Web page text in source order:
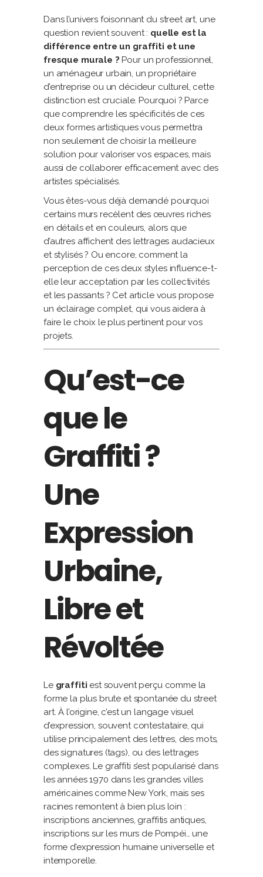
Dans l’univers foisonnant du street art, une
question revient souvent : quelle est la
différence entre un graffiti et une
fresque murale ? Pour un professionnel,
un aménageur urbain, un propriétaire
d’entreprise ou un décideur culturel, cette
distinction est cruciale. Pourquoi ? Parce
que comprendre les spécificités de ces
deux formes artistiques vous permettra
non seulement de choisir la meilleure
solution pour valoriser vos espaces, mais
aussi de collaborer efficacement avec des
artistes spécialisés.
Vous êtes-vous déjà demandé pourquoi
certains murs recèlent des œuvres riches
en détails et en couleurs, alors que
d’autres affichent des lettrages audacieux
et stylisés ? Ou encore, comment la
perception de ces deux styles influence-t-
elle leur acceptation par les collectivités
et les passants ? Cet article vous propose
un éclairage complet, qui vous aidera à
faire le choix le plus pertinent pour vos
projets.
Qu’est-ce
que le
Graffiti ?
Une
Expression
Urbaine,
Libre et
Révoltée
Le graffiti est souvent perçu comme la
forme la plus brute et spontanée du street
art. À l’origine, c’est un langage visuel
d’expression, souvent contestataire, qui
utilise principalement des lettres, des mots,
des signatures (tags), ou des lettrages
complexes. Le graffiti s’est popularisé dans
les années 1970 dans les grandes villes
américaines comme New York, mais ses
racines remontent à bien plus loin :
inscriptions anciennes, graffitis antiques,
inscriptions sur les murs de Pompéi… une
forme d’expression humaine universelle et
intemporelle.